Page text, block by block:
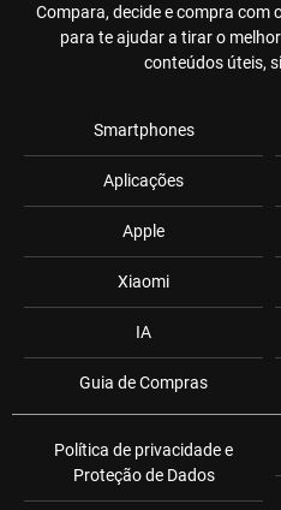
Compara, decide e compra com
para te ajudar a tirar o
conteúdos úteis,
Smartphones
Aplicações
Apple
Xiaomi
IA
Guia de Compras
Política de privacidade e
Proteção de Dados